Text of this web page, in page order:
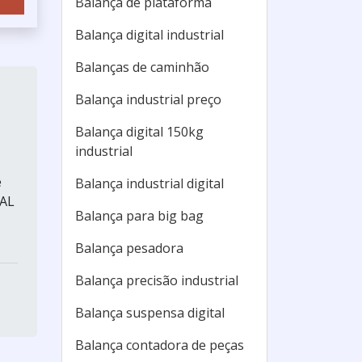
Balança digital industrial
Balanças de caminhão
Balança industrial preço
Balança digital 150kg
industrial
Balança industrial digital
Balança para big bag
Balança pesadora
Balança precisão industrial
Balança suspensa digital
Balança contadora de peças